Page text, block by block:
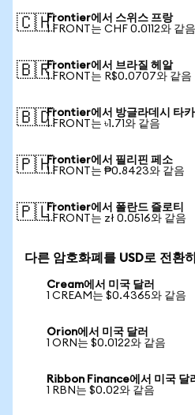
🇨🇭Frontier에서 스위스 프랑
1 FRONT는 CHF 0.0112와 같음
🇧🇷Frontier에서 브라질 헤알
1 FRONT는 R$0.0707와 같음
🇧🇩Frontier에서 방글라데시 타카
1 FRONT는 ৳1.71와 같음
🇵🇭Frontier에서 필리핀 페소
1 FRONT는 ₱0.8423와 같음
🇵🇱Frontier에서 폴란드 즐로티
1 FRONT는 zł 0.0516와 같음
다른 암호화폐를 USD로 전환
Cream에서 미국 달러
1 CREAM는 $0.4365와 같음
Orion에서 미국 달러
1 ORN는 $0.0122와 같음
Ribbon Finance에서 미국 달
1 RBN는 $0.02와 같음